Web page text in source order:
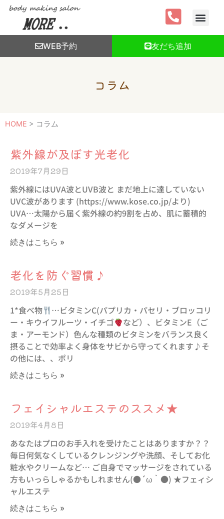
WEB予約 友だち追加
コラム
HOME > コラム
紫外線が及ぼす光老化
2019年7月29日
紫外線にはUVA波とUVB波と まだ地上に達していない
UVC波があります (https://www.kose.co.jp/より)
UVA…太陽から届く紫外線の約9割を占め、肌に蓄積的
なダメージを
続きはこちら »
老化を防ぐ習慣♪
2019年5月25日
1*食べ物
…ビタミンC(パプリカ・パセリ・ブロッコリ
ー・キウイフルーツ・イチゴ
など）、ビタミンE（ご
ま・アーモンド）色んな種類のビタミンをバランス良く
摂ることで効率よく身体をサビから守ってくれます♪そ
の他には、、ポリ
続きはこちら »
フェイシャルエステのススメ★
2019年4月8日
あなたはプロのお手入れを受けたことはありますか？？
毎日何気なくしているクレンジングや洗顔、そしてお化
粧水やクリームなど… ご自身でマッサージをされている
方もいっらしゃるかもしれません(●´ω｀●) ★フェィシ
ャルエステ
続きはこちら »
ペ
ー
ジ
ペ
ー
ジ
ペ
ジ
ペ
ジ
ペ
ジ ジ ジ ジ